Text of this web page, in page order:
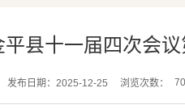
县十一届四次会
发布日期：2025-12-25 浏览次数： 70